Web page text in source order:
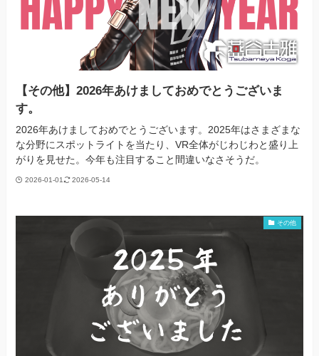
【その他】2026年あけましておめでとうございま
す。
2026年あけましておめでとうございます。2025年はさまざまな
な分野にスポットライトを当たり、VR全体がじわじわと盛り上
がりを見せた。今年も注目すること間違いなさそうだ。
2026-01-01 2026-05-14
その他